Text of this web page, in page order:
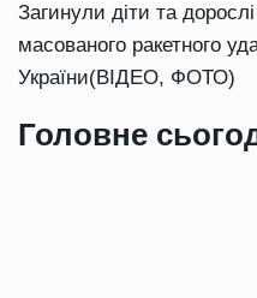
Загинули діти та
масованого ракетного
України(ВІДЕО, ФОТО)
Головне